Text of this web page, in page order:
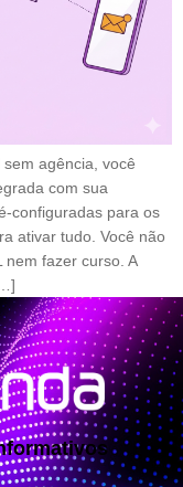
agência, você
com sua
configuradas para os
ativar tudo. Você não
fazer curso. A